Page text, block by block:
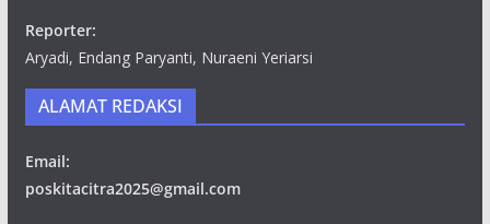
Reporter:
Aryadi, Endang Paryanti, Nuraeni Yeriarsi
ALAMAT REDAKSI
Email:
poskitacitra2025@gmail.com